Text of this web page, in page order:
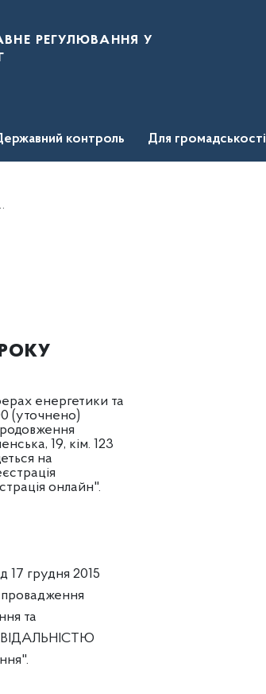
регулювання у
контроль Для громадськості
енергетики та
(уточнено)
19, кім. 123
на
онлайн".
17 грудня 2015
та